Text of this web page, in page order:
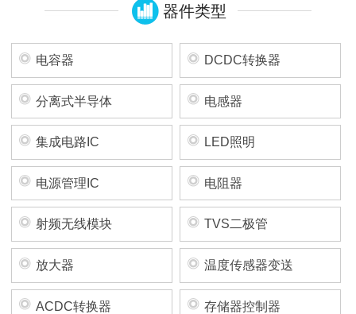
器件类型
电容器 DCDC转换器
分离式半导体 电感器
集成电路IC LED照明
电源管理IC 电阻器
射频无线模块 TVS二极管
放大器 温度传感器变送
ACDC转换器 存储器控制器